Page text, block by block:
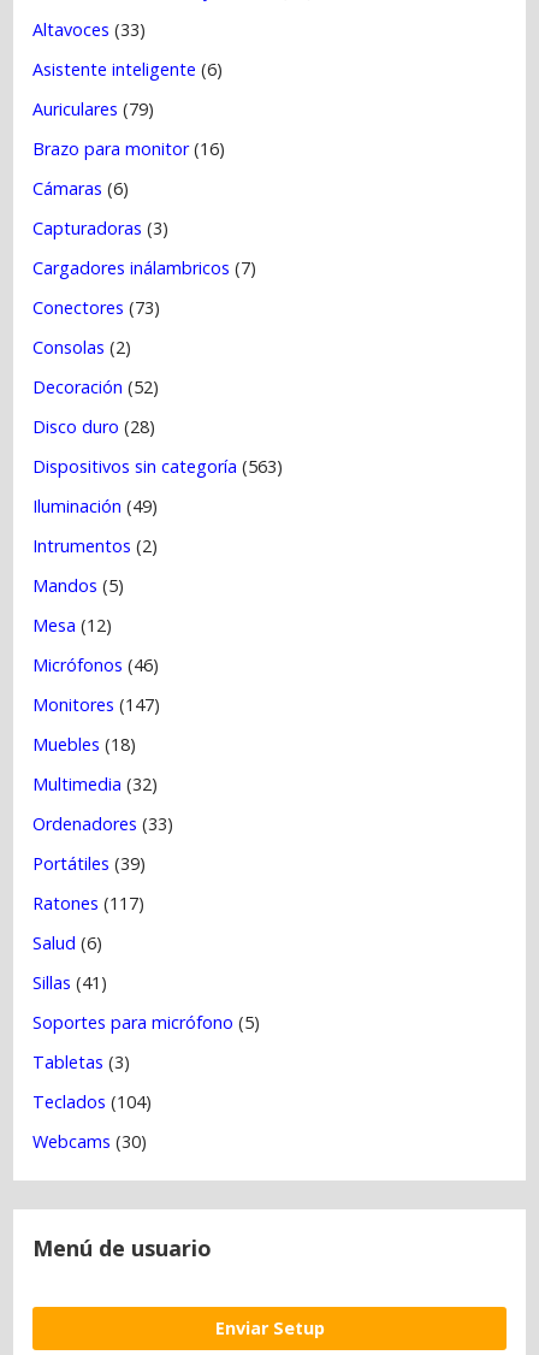
Altavoces (33)
Asistente inteligente (6)
Auriculares (79)
Brazo para monitor(16)
Cámaras (6)
Capturadoras (3)
Cargadores inálambricos (7)
Conectores (73)
Consolas (2)
Decoración (52)
Disco duro (28)
Dispositivos sin categoría (563)
Iluminación (49)
Intrumentos (2)
Mandos (5)
Mesa (12)
Micrófonos (46)
Monitores (147)
Muebles (18)
Multimedia (32)
Ordenadores (33)
Portátiles (39)
Ratones (117)
Salud (6)
Sillas (41)
Soportes para micrófono (5)
Tabletas (3)
Teclados (104)
Webcams (30)
Menú de usuario
Enviar Setup